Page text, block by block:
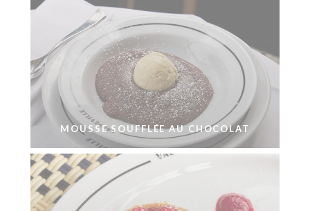
MOUSSE SOUFFLÉE AU CHOCOLAT